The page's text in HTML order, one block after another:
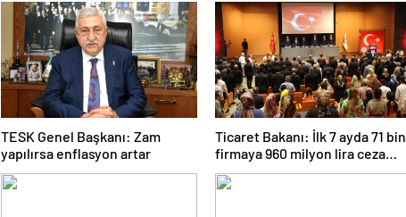
TESK Genel Başkanı: Zam
yapılırsa enflasyon artar
Ticaret Bakanı: İlk 7 ayda 71 bin
firmaya 960 milyon lira ceza
uygulandı